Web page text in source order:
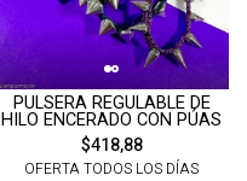
PULSERA REGULABLE DE
HILO ENCERADO CON PÚAS
$418,88
OFERTA TODOS LOS DÍAS